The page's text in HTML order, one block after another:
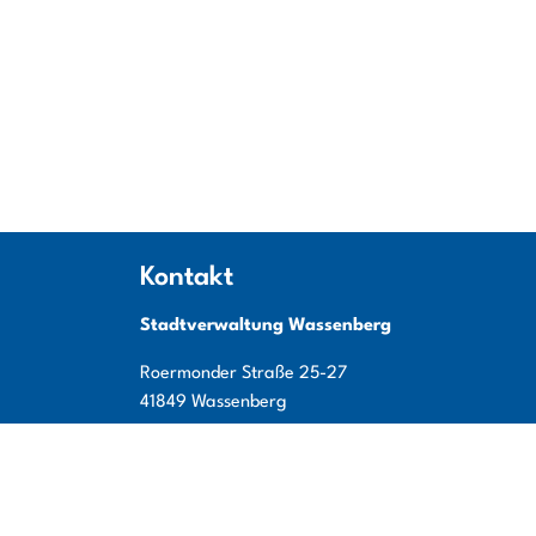
Kontakt
Stadtverwaltung Wassenberg
Roermonder Straße 25-27
41849 Wassenberg